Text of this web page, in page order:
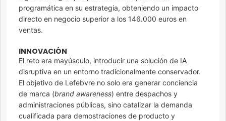
programática en su estrategia, obteniendo un impacto
directo en negocio superior a los 146.000 euros en
ventas.
INNOVACIÓN
El reto era mayúsculo, introducir una solución de IA
disruptiva en un entorno tradicionalmente conservador.
El objetivo de Lefebvre no solo era generar conciencia
de marca (brand awareness) entre despachos y
administraciones públicas, sino catalizar la demanda
cualificada para demostraciones de producto y